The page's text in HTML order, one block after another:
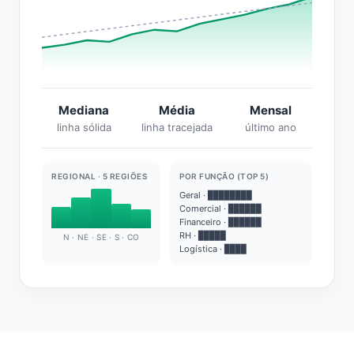
Mediana
linha sólida
Média
linha tracejada
Mensal
último ano
REGIONAL · 5 REGIÕES
N · NE · SE · S · CO
POR FUNÇÃO (TOP 5)
Geral · ████████
Comercial · ██████
Financeiro · ██████
RH · █████
Logística · ████